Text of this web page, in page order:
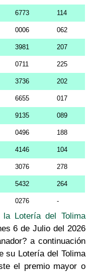
6773 114
0006 062
3981 207
0711 225
3736 202
6655 017
9135 089
0496 188
4146 104
3076 278
5432 264
0276 -
la Lotería del Tolima
6 de Julio del 2026
a continuación
su Lotería del Tolima
el premio mayor o